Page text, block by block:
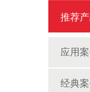
推荐
应用案
经典